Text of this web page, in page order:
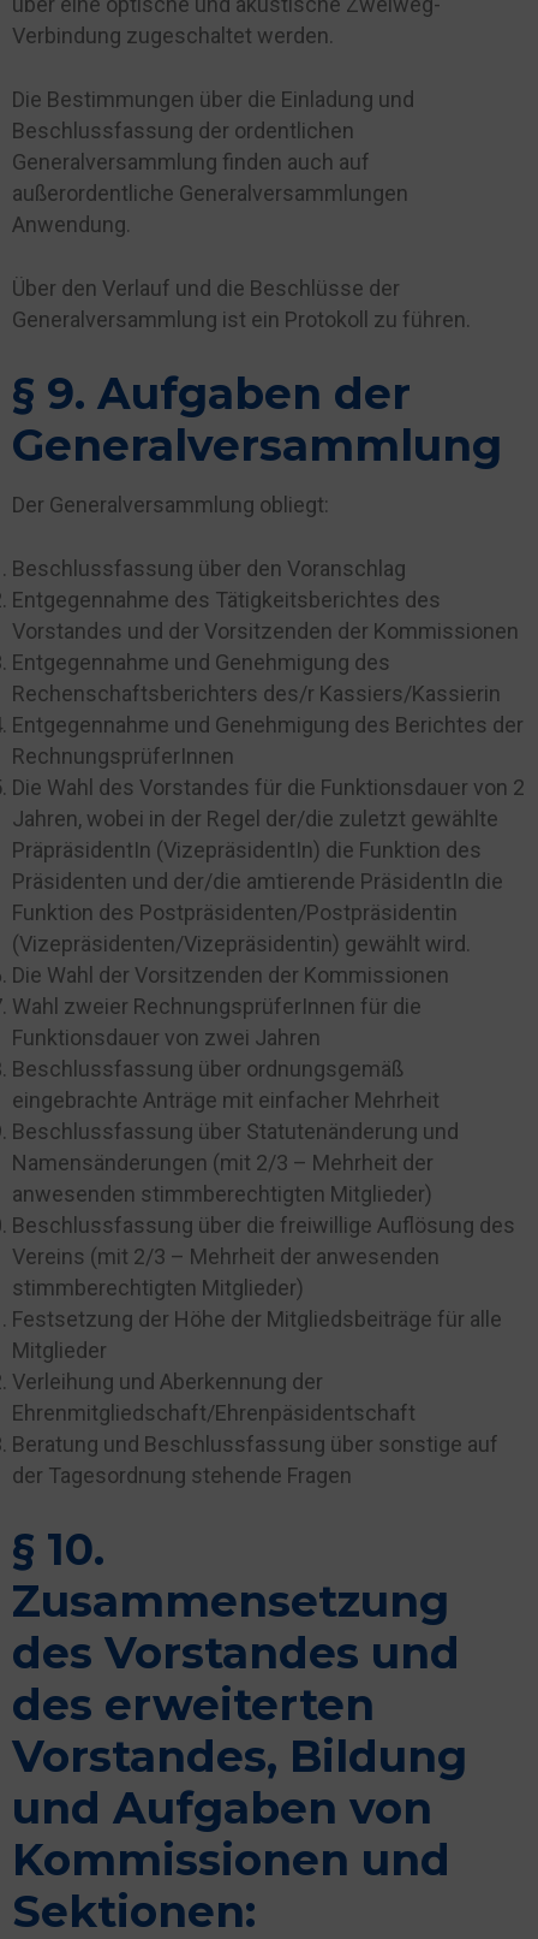
Verbindung zugeschaltet werden.
Die Bestimmungen über die Einladung und
Beschlussfassung der ordentlichen
Generalversammlung finden auch auf
außerordentliche Generalversammlungen
Anwendung.
Über den Verlauf und die Beschlüsse der
Generalversammlung ist ein Protokoll zu führen.
§ 9. Aufgaben der
Generalversammlung
Der Generalversammlung obliegt:
Beschlussfassung über den Voranschlag
Entgegennahme des Tätigkeitsberichtes des
Vorstandes und der Vorsitzenden der Kommissionen
Entgegennahme und Genehmigung des
Rechenschaftsberichters des/r Kassiers/Kassierin
Entgegennahme und Genehmigung des Berichtes der
RechnungsprüferInnen
Die Wahl des Vorstandes für die Funktionsdauer von 2
Jahren, wobei in der Regel der/die zuletzt gewählte
PräpräsidentIn (VizepräsidentIn) die Funktion des
Präsidenten und der/die amtierende PräsidentIn die
Funktion des Postpräsidenten/Postpräsidentin
(Vizepräsidenten/Vizepräsidentin) gewählt wird.
Die Wahl der Vorsitzenden der Kommissionen
Wahl zweier RechnungsprüferInnen für die
Funktionsdauer von zwei Jahren
Beschlussfassung über ordnungsgemäß
eingebrachte Anträge mit einfacher Mehrheit
Beschlussfassung über Statutenänderung und
Namensänderungen (mit 2/3 – Mehrheit der
anwesenden stimmberechtigten Mitglieder)
Beschlussfassung über die freiwillige Auflösung des
Vereins (mit 2/3 – Mehrheit der anwesenden
stimmberechtigten Mitglieder)
Festsetzung der Höhe der Mitgliedsbeiträge für alle
Mitglieder
Verleihung und Aberkennung der
Ehrenmitgliedschaft/Ehrenpäsidentschaft
Beratung und Beschlussfassung über sonstige auf
der Tagesordnung stehende Fragen
§ 10.
Zusammensetzung
des Vorstandes und
des erweiterten
Vorstandes, Bildung
und Aufgaben von
Kommissionen und
Sektionen: